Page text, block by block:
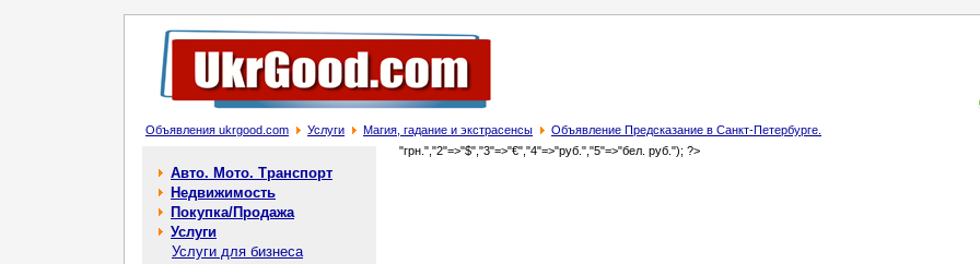
Объявления ukrgood.com Услуги Магия, гадание и экстрасенсы Объявление Предсказание в Санкт-Петербурге.
Авто. Мото. Транспорт
Недвижимость
Покупка/Продажа
Услуги
Услуги для бизнеса
"грн.","2"=>"$","3"=>"€","4"=>"руб.","5"=>"бел. руб."); ?>